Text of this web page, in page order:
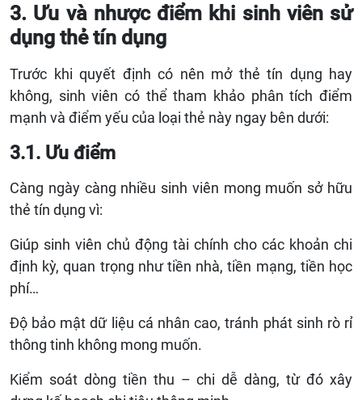
3. Ưu và nhược điểm khi sinh viên sử
dụng thẻ tín dụng
Trước khi quyết định có nên mở thẻ tín dụng hay
không, sinh viên có thể tham khảo phân tích điểm
mạnh và điểm yếu của loại thẻ này ngay bên dưới:
3.1. Ưu điểm
Càng ngày càng nhiều sinh viên mong muốn sở hữu
thẻ tín dụng vì:
Giúp sinh viên chủ động tài chính cho các khoản chi
định kỳ, quan trọng như tiền nhà, tiền mạng, tiền học
phí…
Độ bảo mật dữ liệu cá nhân cao, tránh phát sinh rò rỉ
thông tinh không mong muốn.
Kiểm soát dòng tiền thu – chi dễ dàng, từ đó xây